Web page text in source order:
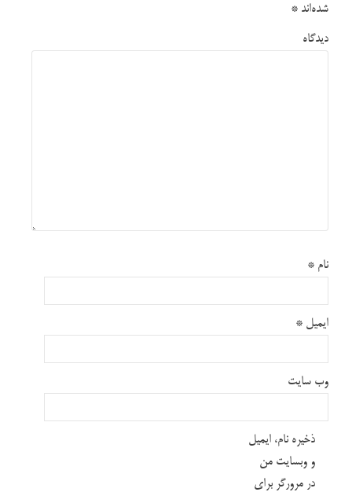
شده‌اند *
دیدگاه
نام *
ایمیل *
وب‌ سایت
ذخیره نام، ایمیل
و وبسایت من
در مرورگر برای